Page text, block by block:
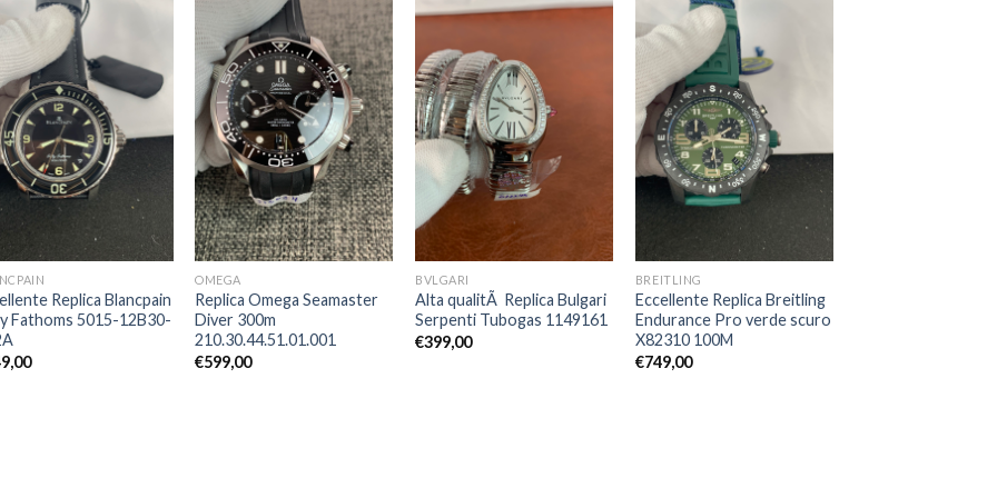
Replica Blancpain
Fathoms 5015-12B30-
OMEGA
Replica Omega Seamaster
Diver 300m
210.30.44.51.01.001
€599,00
BVLGARI
Alta qualitÃ Replica Bulgari
Serpenti Tubogas 1149161
€399,00
BREITLING
Eccellente Replica Breitling
Endurance Pro verde scuro
X82310 100M
€749,00